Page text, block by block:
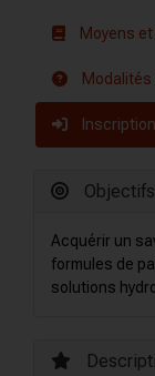
Moyens
Modalités
Inscription
Acquérir un
formules de
solutions